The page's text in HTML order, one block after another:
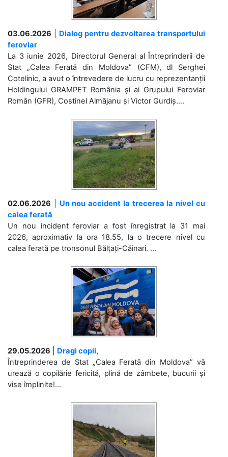
03.06.2026
Dialog pentru dezvoltarea transportului
feroviar
La 3 iunie 2026, Directorul General al Întreprinderii de
Stat „Calea Ferată din Moldova” (CFM), dl Serghei
Cotelinic, a avut o întrevedere de lucru cu reprezentanții
Holdingului GRAMPET România și ai Grupului Feroviar
Român (GFR), Costinel Almăjanu și Victor Gurdiș....
02.06.2026
Un nou accident la trecerea la nivel cu
calea ferată
Un nou incident feroviar a fost înregistrat la 31 mai
2026, aproximativ la ora 18.55, la o trecere nivel cu
calea ferată pe tronsonul Bălțați-Căinari. ...
29.05.2026
Dragi copii,
Întreprinderea de Stat „Calea Ferată din Moldova” vă
urează o copilărie fericită, plină de zâmbete, bucurii și
vise împlinite!...